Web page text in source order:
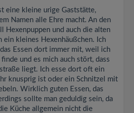
eine kleine urige Gaststätte,
Namen alle Ehre macht. An den
Hexenpuppen und auch die alten
ein kleines Hexenhäußchen. Ich
Essen dort immer mit, weil ich
und es mich auch stört, dass
liegt. Ich esse dort oft ein
knusprig ist oder ein Schnitzel mit
Wirklich guten Essen, das
sollte man geduldig sein, da
Küche allgemein nicht die